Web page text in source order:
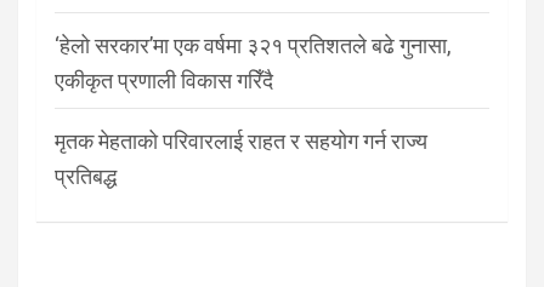
‘हेलो सरकार’मा एक वर्षमा ३२१ प्रतिशतले बढे गुनासा,
एकीकृत प्रणाली विकास गरिँदै
मृतक मेहताको परिवारलाई राहत र सहयोग गर्न राज्य
प्रतिबद्ध